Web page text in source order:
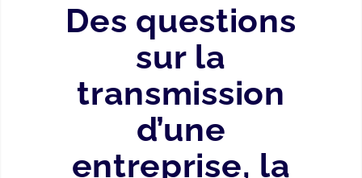
Des questions
sur la
transmission
d’une
entreprise, la